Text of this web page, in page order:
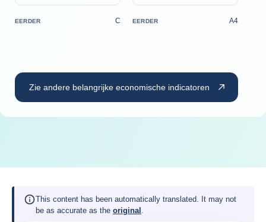
EERDER C EERDER A4
Zie andere belangrijke economische indicatoren
This content has been automatically translated. It may not
be as accurate as the original .